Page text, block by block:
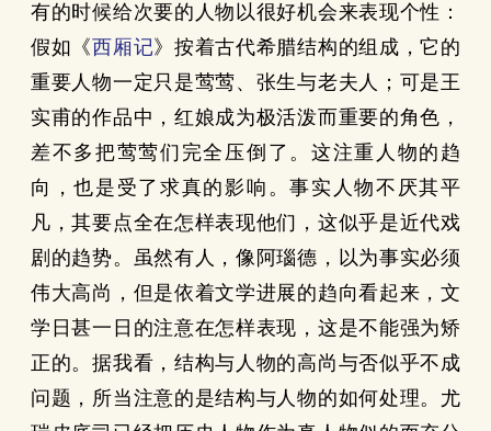
有的时候给次要的人物以很好机会来表现个性：
假如《西厢记》按着古代希腊结构的组成，它的
重要人物一定只是莺莺、张生与老夫人；可是王
实甫的作品中，红娘成为极活泼而重要的角色，
差不多把莺莺们完全压倒了。这注重人物的趋
向，也是受了求真的影响。事实人物不厌其平
凡，其要点全在怎样表现他们，这似乎是近代戏
剧的趋势。虽然有人，像阿瑙德，以为事实必须
伟大高尚，但是依着文学进展的趋向看起来，文
学日甚一日的注意在怎样表现，这是不能强为矫
正的。据我看，结构与人物的高尚与否似乎不成
问题，所当注意的是结构与人物的如何处理。尤